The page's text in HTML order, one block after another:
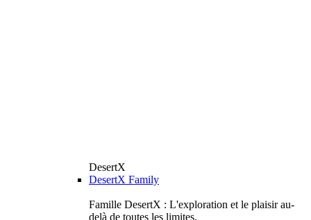
DesertX
DesertX Family
Famille DesertX : L'exploration et le plaisir au-
delà de toutes les limites.